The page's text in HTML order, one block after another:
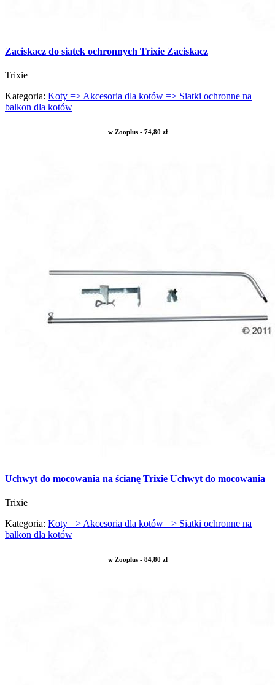
Zaciskacz do siatek ochronnych Trixie Zaciskacz
Trixie
Kategoria: Koty => Akcesoria dla kotów => Siatki ochronne na
balkon dla kotów
w Zooplus - 74,80 zł
Uchwyt do mocowania na ścianę Trixie Uchwyt do mocowania
Trixie
Kategoria: Koty => Akcesoria dla kotów => Siatki ochronne na
balkon dla kotów
w Zooplus - 84,80 zł